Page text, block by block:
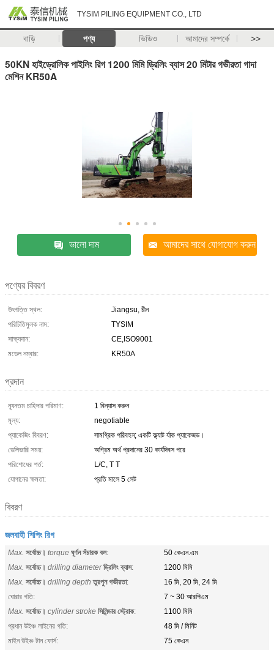
TYSIM PILING EQUIPMENT CO., LTD
বাড়ি পণ্য ভিডিও আমাদের সম্পর্কে >>
50KN হাইড্রোলিক পাইলিং রিগ 1200 মিমি ড্রিলিং ব্যাস 20 মিটার গভীরতা গাদা
মেশিন KR50A
ভালো দাম আমাদের সাথে যোগাযোগ করুন
পণ্যের বিবরণ
উৎপত্তি স্থল:
Jiangsu, চীন
পরিচিতিমুলক নাম:
TYSIM
সাক্ষ্যদান:
CE,ISO9001
মডেল নম্বার:
KR50A
প্রদান
ন্যূনতম চাহিদার পরিমাণ:
1 বিন্যাস করুন
মূল্য:
negotiable
প্যাকেজিং বিবরণ:
সামগ্রিক পরিবহন; একটি ফ্ল্যাট র্যাক প্যাকেজড।
ডেলিভারি সময়:
অগ্রিম অর্থ প্রদানের 30 কার্যদিবস পরে
পরিশোধের শর্ত:
L/C, T T
যোগানের ক্ষমতা:
প্রতি মাসে 5 সেট
বিবরণ
জলবাহী শিপিং রিগ
Max. সর্বোচ্চ। torque ঘূর্ণন সঁচারক বল:
50 কেএন.এম
Max. সর্বোচ্চ। drilling diameter ড্রিলিং ব্যাস:
1200 মিমি
Max. সর্বোচ্চ। drilling depth তুরপুন গভীরতা:
16 মি, 20 মি, 24 মি
ঘোরার গতি:
7 ~ 30 আরপিএম
Max. সর্বোচ্চ। cylinder stroke সিলিন্ডার স্ট্রোক:
1100 মিমি
প্রধান উইঞ্চ লাইনের গতি:
48 মি / মিনিট
মাইন উইঞ্চ টান ফোর্স:
75 কেএন